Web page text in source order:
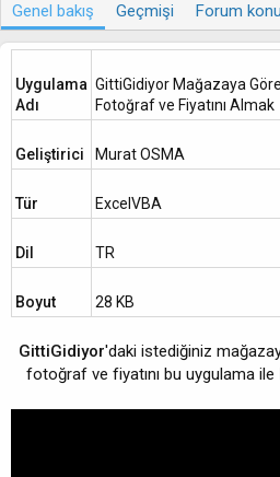
r
u
u
l
m
t
r
i
t
e
r
Genel bakış Geçmişi Forum
Uygulama
Adı
GittiGidiyor Mağazaya
Fotoğraf ve Fiyatını Almak
Geliştirici Murat OSMA
Tür ExcelVBA
Dil TR
Boyut 28 KB
GittiGidiyor'daki istediğiniz
fotoğraf ve fiyatını bu uygulama ile